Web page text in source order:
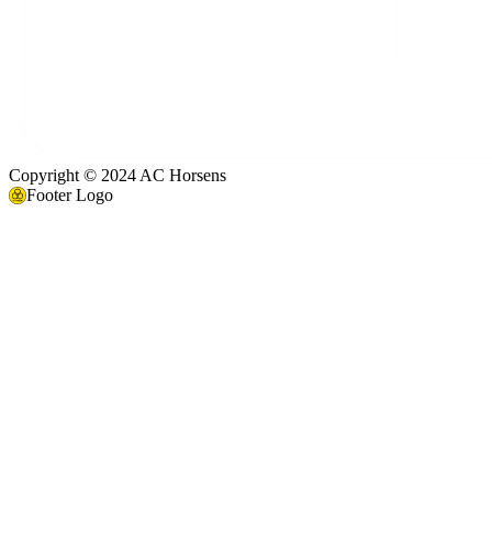
Copyright © 2024 AC Horsens
Footer Logo